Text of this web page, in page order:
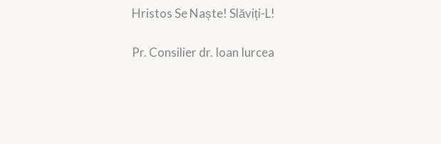
Hristos Se Naște! Slăviți-L!
Pr. Consilier dr. Ioan Iurcea